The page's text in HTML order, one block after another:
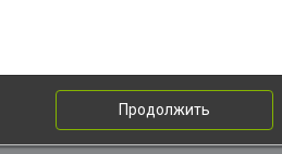
Продолжить